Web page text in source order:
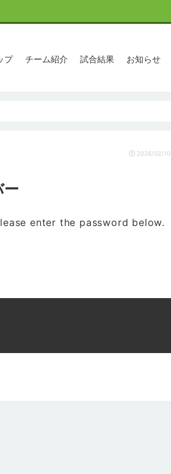
プ チーム紹介 試合結果 お知らせ
2026/02/10
enter the password below.